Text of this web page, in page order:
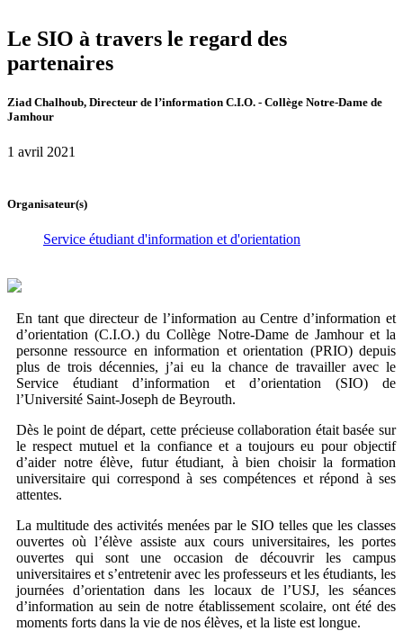
Le SIO à travers le regard des
partenaires
Ziad Chalhoub, Directeur de l’information C.I.O. - Collège Notre-Dame de
Jamhour
1 avril 2021
Organisateur(s)
Service étudiant d'information et d'orientation
En tant que directeur de l’information au Centre d’information et
d’orientation (C.I.O.) du Collège Notre-Dame de Jamhour et la
personne ressource en information et orientation (PRIO) depuis
plus de trois décennies, j’ai eu la chance de travailler avec le
Service étudiant d’information et d’orientation (SIO) de
l’Université Saint-Joseph de Beyrouth.
Dès le point de départ, cette précieuse collaboration était basée sur
le respect mutuel et la confiance et a toujours eu pour objectif
d’aider notre élève, futur étudiant, à bien choisir la formation
universitaire qui correspond à ses compétences et répond à ses
attentes.
La multitude des activités menées par le SIO telles que les classes
ouvertes où l’élève assiste aux cours universitaires, les portes
ouvertes qui sont une occasion de découvrir les campus
universitaires et s’entretenir avec les professeurs et les étudiants, les
journées d’orientation dans les locaux de l’USJ, les séances
d’information au sein de notre établissement scolaire, ont été des
moments forts dans la vie de nos élèves, et la liste est longue.